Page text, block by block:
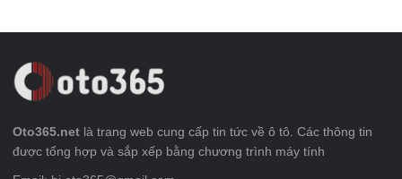
Oto365.net là trang web cung cấp tin tức về ô tô. Các thông tin
được tổng hợp và sắp xếp bằng chương trình máy tính